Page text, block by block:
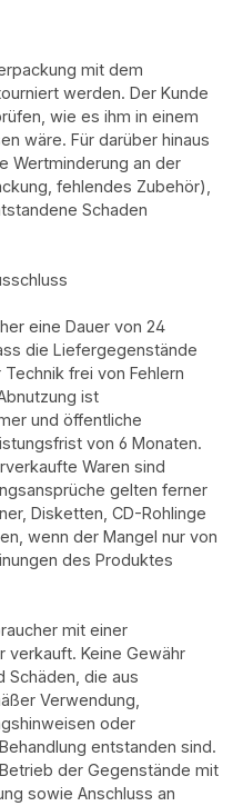
mit dem
werden. Der Kunde
wie es ihm in einem
wäre. Für darüber hinaus
Wertminderung an der
fehlendes Zubehör),
Schaden
eine Dauer von 24
die Liefergegenstände
frei von Fehlern
ist
und öffentliche
von 6 Monaten.
Waren sind
gelten ferner
Disketten, CD-Rohlinge
wenn der Mangel nur von
des Produktes
mit einer
verkauft. Keine Gewähr
Schäden, die aus
Verwendung,
oder
entstanden sind.
der Gegenstände mit
sowie Anschluss an